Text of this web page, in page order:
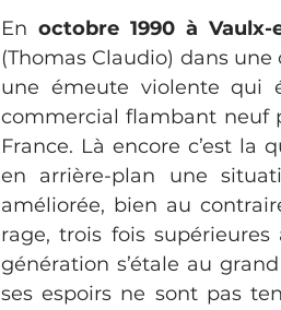
En octobre 1990 à Vaulx-
(Thomas Claudio) dans
une émeute violente qui
commercial flambant neuf
France. Là encore c’est la
en arrière-plan une
améliorée, bien au
rage, trois fois
génération s’étale au
ses espoirs ne sont pas